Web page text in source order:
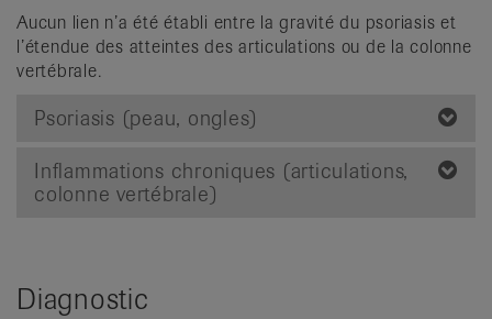
Aucun lien n’a été établi entre la gravité du psoriasis et
l’étendue des atteintes des articulations ou de la colonne
vertébrale.
Psoriasis (peau, ongles)
Inflammations chroniques (articulations,
colonne vertébrale)
Diagnostic